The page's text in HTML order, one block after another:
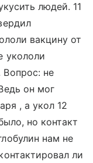
людей. 11
вакцину от
укололи
Вопрос: не
он мог
, а укол 12
но контакт
нам не
ли